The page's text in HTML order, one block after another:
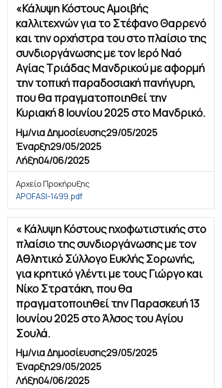
«Κάλυψη Κόστους Αμοιβής
καλλιτεχνών για το Στέφανο Θαρρενό
και την ορχήστρα του στο πλαίσιο της
συνδιοργάνωσης με τον Ιερό Ναό
Αγίας Τριάδας Μανδρικού με αφορμή
την τοπική παραδοσιακή πανήγυρη,
που θα πραγματοποιηθεί την
Κυριακή 8 Ιουνίου 2025 στο Μανδρικό.
Ημ/νια Δημοσίευσης29/05/2025
Έναρξη29/05/2025
Λήξη04/06/2025
Αρχείο Προκήρυξης
APOFASI-1499.pdf
« Κάλυψη Κόστους ηχοφωτιστικής στο
πλαίσιο της συνδιοργάνωσης με τον
Αθλητικό Σύλλογο Ευκλής Σορωνής,
για κρητικό γλέντι με τους Γιώργο και
Νίκο Στρατάκη, που θα
πραγματοποιηθεί την Παρασκευή 13
Ιουνίου 2025 στο Άλσος του Αγίου
Σουλά.
Ημ/νια Δημοσίευσης29/05/2025
Έναρξη29/05/2025
Λήξη04/06/2025